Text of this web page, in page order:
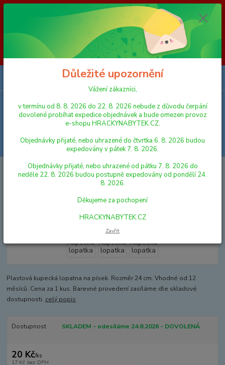
Vážení zákazníci, v termínu od 8. 8. 2026 do 23. 8. 2026 nebude z
důvodu čerpání dovolené probíhat expedice objednávek a bude omezen
provoz e-shopu HRACKYNABYTEK.CZ. Objednávky přijaté, nebo
uhrazené do čtvrtka 6. 8. 2026 budou expedovány v pátek 7. 8. 2026.
Objednávky přijaté, nebo uhrazené od pátku 7. 8. 2026 do neděle 23. 8.
2026 budou postupně expedovány od pondělí 24. 8. 2026. Děkujeme za
pochopení HRACKYNABYTEK.CZ
Menu
Hledat
HRAČKY NA VEN A SPORT PÍSKOVIŠTĚ Lori Kupecká lopatka
Lori Kupecká lopatka
Plastová kupecká lopatna na písek. Rozměr 24 cm. Vhodné od 12
měsíců. Cena za 1 kus. Barevné provedení zasíláme dle skladové
dostupnosti. celý popis
Dostupnost SKLADEM - odesíláme 24.8.2026 - DOVOLENÁ
20 Kč/ks
17 Kč bez DPH
Důležité upozornění
Vážení zákazníci,
v termínu od 8. 8. 2026 do 22. 8. 2026 nebude z důvodu čerpání
dovolené probíhat expedice objednávek a bude omezen provoz
e-shopu HRACKYNABYTEK.CZ.
Objednávky přijaté, nebo uhrazené do čtvrtka 6. 8. 2026 budou
expedovány v pátek 7. 8. 2026.
Objednávky přijaté, nebo uhrazené od pátku 7. 8. 2026 do
neděle 22. 8. 2026 budou postupně expedovány od pondělí 24.
8. 2026.
Děkujeme za pochopení
HRACKYNABYTEK.CZ
Zavřít